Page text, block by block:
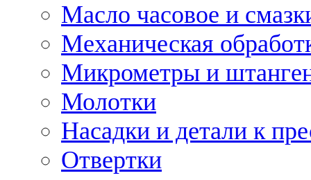
Масло часовое и
Механическая
Микрометры и
Молотки
Насадки и детали к
Отвертки